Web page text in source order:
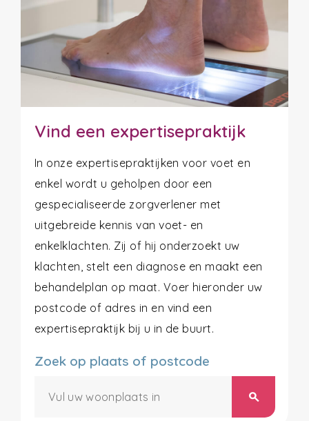
Vind een expertisepraktijk
In onze expertisepraktijken voor voet en
enkel wordt u geholpen door een
gespecialiseerde zorgverlener met
uitgebreide kennis van voet- en
enkelklachten. Zij of hij onderzoekt uw
klachten, stelt een diagnose en maakt een
behandelplan op maat. Voer hieronder uw
postcode of adres in en vind een
expertisepraktijk bij u in de buurt.
Zoek op plaats of postcode
search